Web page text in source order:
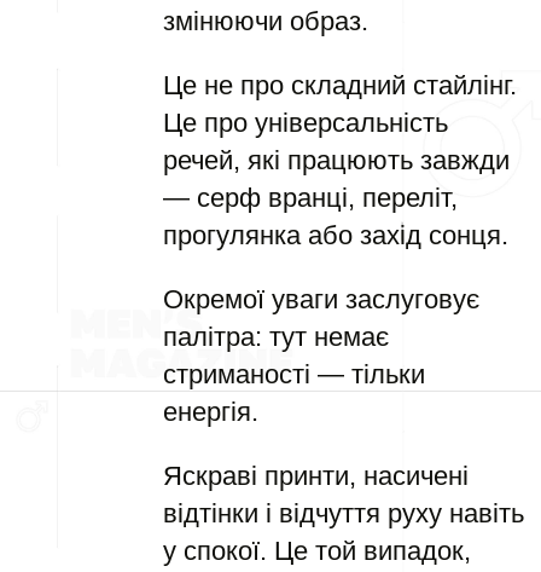
змінюючи образ.
Це не про складний стайлінг.
Це про універсальність
речей, які працюють завжди
— серф вранці, переліт,
прогулянка або захід сонця.
Окремої уваги заслуговує
палітра: тут немає
стриманості — тільки
енергія.
Яскраві принти, насичені
відтінки і відчуття руху навіть
у спокої. Це той випадок,